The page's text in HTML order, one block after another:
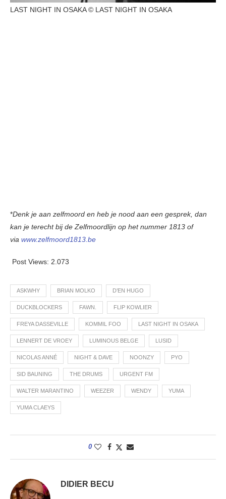
LAST NIGHT IN OSAKA © LAST NIGHT IN OSAKA
*Denk je aan zelfmoord en heb je nood aan een gesprek, dan
kan je terecht bij de Zelfmoordlijn op het nummer 1813 of
via www.zelfmoord1813.be
Post Views: 2.073
ASKWHY BRIAN MOLKO D’EN HUGO
DUCKBLOCKERS FAWN. FLIP KOWLIER
FREYA DASSEVILLE KOMMIL FOO LAST NIGHT IN OSAKA
LENNERT DE VROEY LUMINOUS BELGE LUSID
NICOLAS ANNÉ NIGHT & DAVE NOONZY PYO
SID BAUNING THE DRUMS URGENT FM
WALTER MARANTINO WEEZER WENDY YUMA
YUMA CLAEYS
0
DIDIER BECU